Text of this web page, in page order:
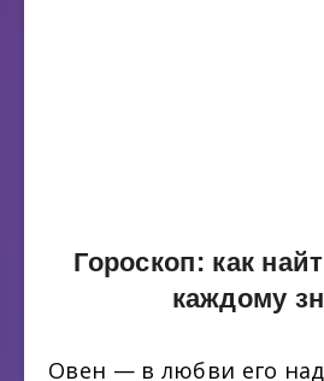
Гороскоп: как
каждому
Овен — в любви его